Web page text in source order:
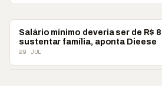
ECONOMIA
Salário mínimo deveria ser de R$
sustentar família, aponta Dieese
29 JUL